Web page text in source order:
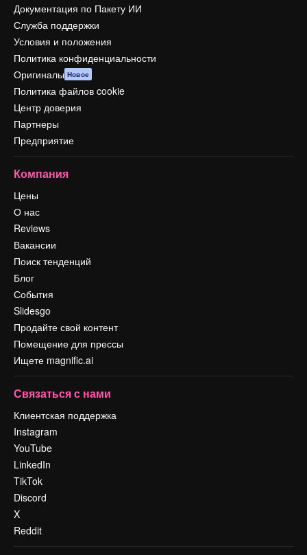
Документация по Пакету ИИ
Служба поддержки
Условия и положения
Политика конфиденциальности
Оригиналы Новое
Политика файлов cookie
Центр доверия
Партнеры
Предприятие
Компания
Цены
О нас
Reviews
Вакансии
Поиск тенденций
Блог
События
Slidesgo
Продайте свой контент
Помещение для прессы
Ищете magnific.ai
Связаться с нами
Клиентская поддержка
Instagram
YouTube
LinkedIn
TikTok
Discord
X
Reddit